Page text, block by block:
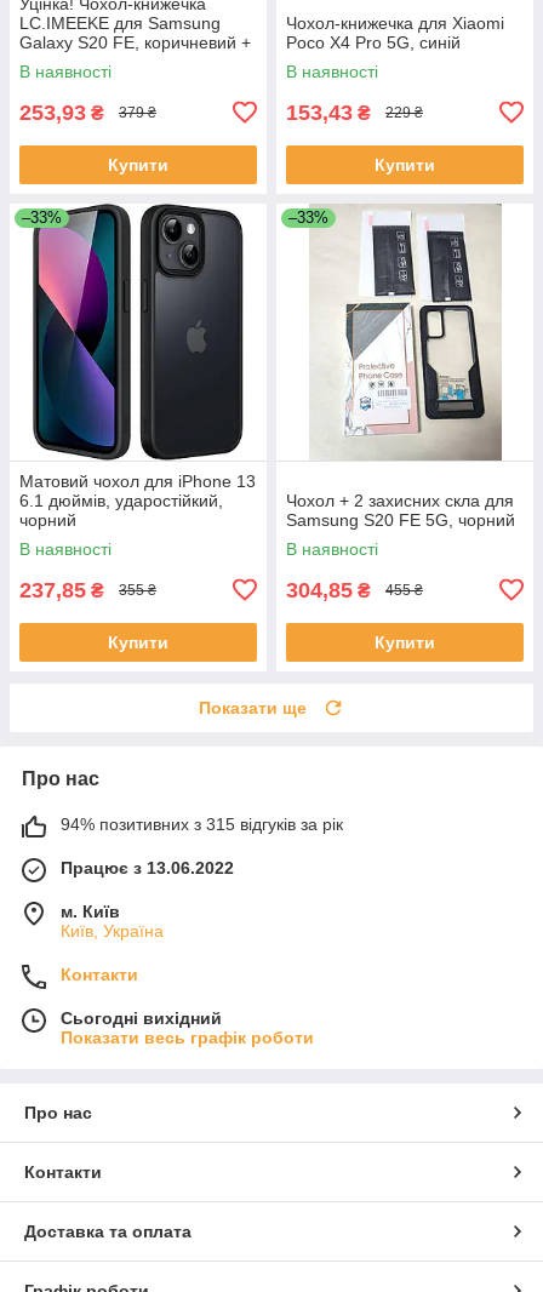
LC.IMEEKE для Samsung
Galaxy S20 FE, коричневий +
захисне скло
В наявності
253,93 ₴ 379 ₴
Купити
Чохол-книжечка для Xiaomi
Poco X4 Pro 5G, синій
В наявності
153,43 ₴ 229 ₴
Купити
–33%
Матовий чохол для iPhone 13
6.1 дюймів, ударостійкий,
чорний
В наявності
237,85 ₴ 355 ₴
Купити
–33%
Чохол + 2 захисних скла для
Samsung S20 FE 5G, чорний
В наявності
304,85 ₴ 455 ₴
Купити
Показати ще
Про нас
94% позитивних з 315 відгуків за рік
Працює з 13.06.2022
м. Київ
Київ, Україна
Контакти
Сьогодні вихідний
Показати весь графік роботи
Про нас
Контакти
Доставка та оплата